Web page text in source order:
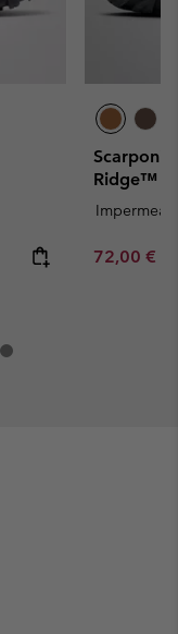
Scarponi
Ridge™
Minimum
72,00 €